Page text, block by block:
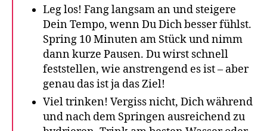
Leg los! Fang langsam an und steigere
Dein Tempo, wenn Du Dich besser fühlst.
Spring 10 Minuten am Stück und nimm
dann kurze Pausen. Du wirst schnell
feststellen, wie anstrengend es ist – aber
genau das ist ja das Ziel!
Viel trinken! Vergiss nicht, Dich während
und nach dem Springen ausreichend zu